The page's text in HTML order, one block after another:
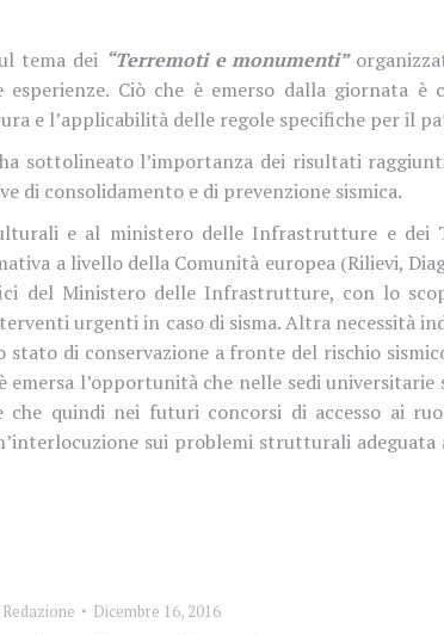
tema dei “Terremoti e monumenti”
Ciò che è emerso dalla giornata
e l’applicabilità delle regole specifiche per il
sottolineato l’importanza dei risultati
di consolidamento e di prevenzione sismica.
e al ministero delle Infrastrutture e dei
a livello della Comunità europea (Rilievi,
del Ministero delle Infrastrutture, con lo
urgenti in caso di sisma. Altra necessità
di conservazione a fronte del rischio
l’opportunità che nelle sedi
quindi nei futuri concorsi di accesso ai
sui problemi strutturali adeguata
Redazione
Dicembre 16, 2016